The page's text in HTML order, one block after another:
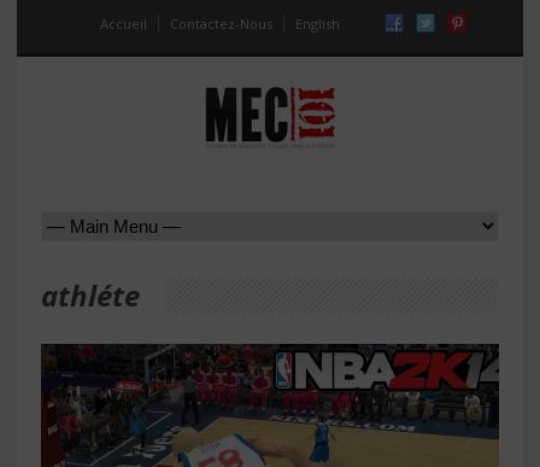
Accueil Contactez-Nous English
athléte